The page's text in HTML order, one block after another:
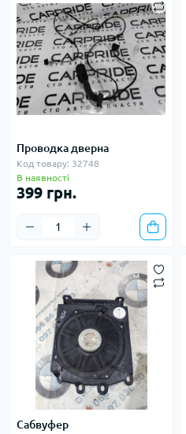
Проводка дверна
Код товару: 32748
В наявності
399 грн.
Сабвуфер